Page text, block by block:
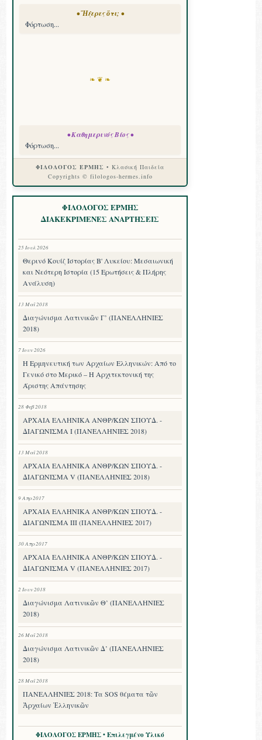
• Ἤξερες ὅτι; •
Φόρτωση...
❧ ❦ ❧
• Καθημερινός Βίος •
Φόρτωση...
ΦΙΛΟΛΟΓΟΣ ΕΡΜΗΣ • Κλασική Παιδεία
Copyrights © filologos-hermes.info
ΦΙΛΟΛΟΓΟΣ ΕΡΜΗΣ
ΔΙΑΚΕΚΡΙΜΕΝΕΣ ΑΝΑΡΤΗΣΕΙΣ
25 Ιουλ 2026
Θερινό Κουίζ Ιστορίας Β' Λυκείου: Μεσαιωνική
και Νεότερη Ιστορία (15 Ερωτήσεις & Πλήρης
Ανάλυση)
13 Μαΐ 2018
Διαγώνισμα Λατινικῶν Γ’ (ΠΑΝΕΛΛΗΝΙΕΣ
2018)
7 Ιουν 2026
Η Ερμηνευτική των Αρχαίων Ελληνικών: Από το
Γενικό στο Μερικό – Η Αρχιτεκτονική της
Άριστης Απάντησης
28 Φεβ 2018
ΑΡΧΑΙΑ ΕΛΛΗΝΙΚΑ ΑΝΘΡ/ΚΩΝ ΣΠΟΥΔ. -
ΔΙΑΓΩΝΙΣΜΑ I (ΠΑΝΕΛΛΗΝΙΕΣ 2018)
13 Μαΐ 2018
ΑΡΧΑΙΑ ΕΛΛΗΝΙΚΑ ΑΝΘΡ/ΚΩΝ ΣΠΟΥΔ. -
ΔΙΑΓΩΝΙΣΜΑ V (ΠΑΝΕΛΛΗΝΙΕΣ 2018)
9 Απρ 2017
ΑΡΧΑΙΑ ΕΛΛΗΝΙΚΑ ΑΝΘΡ/ΚΩΝ ΣΠΟΥΔ. -
ΔΙΑΓΩΝΙΣΜΑ III (ΠΑΝΕΛΛΗΝΙΕΣ 2017)
30 Απρ 2017
ΑΡΧΑΙΑ ΕΛΛΗΝΙΚΑ ΑΝΘΡ/ΚΩΝ ΣΠΟΥΔ. -
ΔΙΑΓΩΝΙΣΜΑ V (ΠΑΝΕΛΛΗΝΙΕΣ 2017)
2 Ιουν 2018
Διαγώνισμα Λατινικῶν Θ’ (ΠΑΝΕΛΛΗΝΙΕΣ
2018)
26 Μαΐ 2018
Διαγώνισμα Λατινικῶν Δ’ (ΠΑΝΕΛΛΗΝΙΕΣ
2018)
28 Μαΐ 2018
ΠΑΝΕΛΛΗΝΙΕΣ 2018: Τα SOS θέματα τῶν
Ἀρχαίων Ἑλληνικῶν
ΦΙΛΟΛΟΓΟΣ ΕΡΜΗΣ • Επιλεγμένο Υλικό